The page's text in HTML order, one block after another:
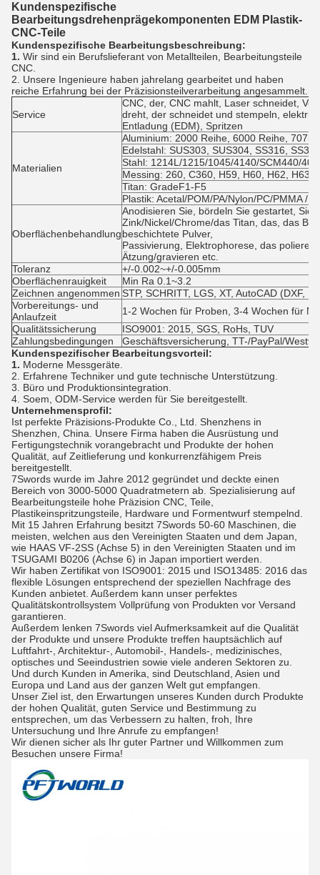
Kundenspezifische
Bearbeitungsdrehenprägekomponenten EDM Plastik-
CNC-Teile
Kundenspezifische Bearbeitungsbeschreibung:
1. Wir sind ein Berufslieferant von Metallteilen, Bearbeitungsteile
CNC.
2. Unsere Ingenieure haben jahrelang gearbeitet und haben
reiche Erfahrung bei der Präzisionsteilverarbeitung angesammelt.
Service
CNC, der, CNC mahlt, Laser schneidet,
dreht, der schneidet und stempeln,
Entladung (EDM), Spritzen
Materialien
Aluminium: 2000 Reihe, 6000 Reihe,
Edelstahl: SUS303, SUS304, SS316,
Stahl: 1214L/1215/1045/4140/SCM440/
Messing: 260, C360, H59, H60, H62, H63,
Titan: GradeF1-F5
Plastik: Acetal/POM/PA/Nylon/PC/PMMA /
Oberflächenbehandlung
Anodisieren Sie, bördeln Sie gestartet,
Zink/Nickel/Chrome/das Titan, das, das
beschichtete Pulver,
Passivierung, Elektrophorese, das
Ätzung/gravieren etc.
Toleranz
+/-0.002~+/-0.005mm
Oberflächenrauigkeit
Min Ra 0.1~3.2
Zeichnen angenommen STP, SCHRITT, LGS, XT, AutoCAD (DXF,
Vorbereitungs- und
Anlaufzeit
1-2 Wochen für Proben, 3-4 Wochen für
Qualitätssicherung
ISO9001: 2015, SGS, RoHs, TUV
Zahlungsbedingungen
Geschäftsversicherung, TT-/PayPal/
Kundenspezifischer Bearbeitungsvorteil:
1. Moderne Messgeräte.
2. Erfahrene Techniker und gute technische Unterstützung.
3. Büro und Produktionsintegration.
4. Soem, ODM-Service werden für Sie bereitgestellt.
Unternehmensprofil:
Ist perfekte Präzisions-Produkte Co., Ltd. Shenzhens in
Shenzhen, China. Unsere Firma haben die Ausrüstung und
Fertigungstechnik vorangebracht und Produkte der hohen
Qualität, auf Zeitlieferung und konkurrenzfähigem Preis
bereitgestellt.
7Swords wurde im Jahre 2012 gegründet und deckte einen
Bereich von 3000-5000 Quadratmetern ab. Spezialisierung auf
Bearbeitungsteile hohe Präzision CNC, Teile,
Plastikeinspritzungsteile, Hardware und Formentwurf stempelnd.
Mit 15 Jahren Erfahrung besitzt 7Swords 50-60 Maschinen, die
meisten, welchen aus den Vereinigten Staaten und dem Japan,
wie HAAS VF-2SS (Achse 5) in den Vereinigten Staaten und im
TSUGAMI B0206 (Achse 6) in Japan importiert werden.
Wir haben Zertifikat von ISO9001: 2015 und ISO13485: 2016 das
flexible Lösungen entsprechend der speziellen Nachfrage des
Kunden anbietet. Außerdem kann unser perfektes
Qualitätskontrollsystem Vollprüfung von Produkten vor Versand
garantieren.
Außerdem lenken 7Swords viel Aufmerksamkeit auf die Qualität
der Produkte und unsere Produkte treffen hauptsächlich auf
Luftfahrt-, Architektur-, Automobil-, Handels-, medizinisches,
optisches und Seeindustrien sowie viele anderen Sektoren zu.
Und durch Kunden in Amerika, sind Deutschland, Asien und
Europa und Land aus der ganzen Welt gut empfangen.
Unser Ziel ist, den Erwartungen unseres Kunden durch Produkte
der hohen Qualität, guten Service und Bestimmung zu
entsprechen, um das Verbessern zu halten, froh, Ihre
Untersuchung und Ihre Anrufe zu empfangen!
Wir dienen sicher als Ihr guter Partner und Willkommen zum
Besuchen unsere Firma!